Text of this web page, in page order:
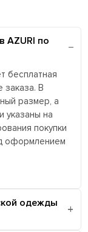
AZURI по
бесплатная
заказа. В
размер, а
указаны на
покупки
оформлением
одежды